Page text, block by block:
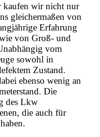
kaufen wir nicht nur
gleichermaßen von
Erfahrung
von Groß- und
vom
sowohl in
Zustand.
ebenso wenig an
Die
des Lkw
die auch für